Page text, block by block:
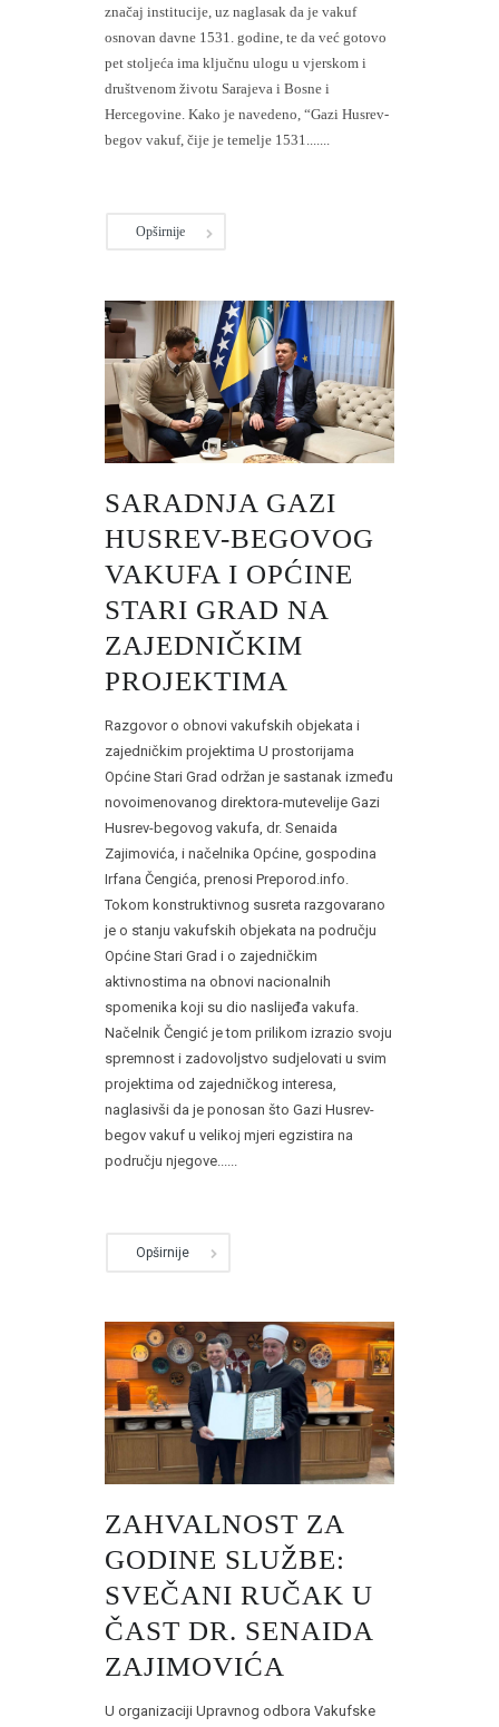
značaj institucije, uz naglasak da je vakuf
osnovan davne 1531. godine, te da već gotovo
pet stoljeća ima ključnu ulogu u vjerskom i
društvenom životu Sarajeva i Bosne i
Hercegovine. Kako je navedeno, “Gazi Husrev-
begov vakuf, čije je temelje 1531.......
Opširnije
SARADNJA GAZI
HUSREV-BEGOVOG
VAKUFA I OPĆINE
STARI GRAD NA
ZAJEDNIČKIM
PROJEKTIMA
Razgovor o obnovi vakufskih objekata i
zajedničkim projektima U prostorijama
Općine Stari Grad održan je sastanak između
novoimenovanog direktora-mutevelije Gazi
Husrev-begovog vakufa, dr. Senaida
Zajimovića, i načelnika Općine, gospodina
Irfana Čengića, prenosi Preporod.info.
Tokom konstruktivnog susreta razgovarano
je o stanju vakufskih objekata na području
Općine Stari Grad i o zajedničkim
aktivnostima na obnovi nacionalnih
spomenika koji su dio naslijeđa vakufa.
Načelnik Čengić je tom prilikom izrazio svoju
spremnost i zadovoljstvo sudjelovati u svim
projektima od zajedničkog interesa,
naglasivši da je ponosan što Gazi Husrev-
begov vakuf u velikoj mjeri egzistira na
području njegove......
Opširnije
ZAHVALNOST ZA
GODINE SLUŽBE:
SVEČANI RUČAK U
ČAST DR. SENAIDA
ZAJIMOVIĆA
U organizaciji Upravnog odbora Vakufske